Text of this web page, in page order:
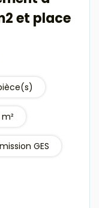
et place
m²
GES